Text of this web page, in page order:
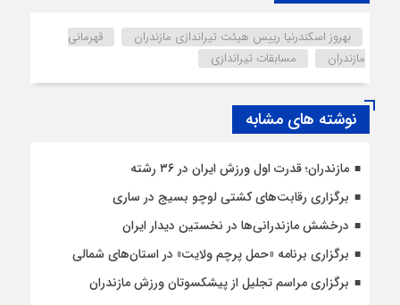
بهروز اسکندرنیا رییس هیئت تیراندازی مازندران
قهرمانی
مازندران
مسابقات تیراندازی
نوشته های مشابه
مازندران؛ قدرت اول ورزش ایران در ۳۶ رشته
برگزاری رقابت‌های کشتی لوچو بسیج در ساری
درخشش مازندرانی‌ها در نخستین دیدار ایران
برگزاری برنامه «حمل پرچم ولایت» در استان‌های شمالی
برگزاری مراسم تجلیل از پیشکسوتان ورزش مازندران